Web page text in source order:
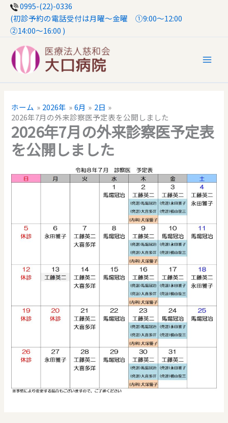
0995-(22)-0336
(初診予約の電話受付は月曜〜金曜 ①9:00～12:00
②14:00〜16:00 )
ホーム 2026年
2026年7月の外来診察医予定表を公開しました
ホーム 2026年 6月
2日
2026年7月の外来診察医予定表を公開しました
2026年7月の外来診察医予定表
を公開しました